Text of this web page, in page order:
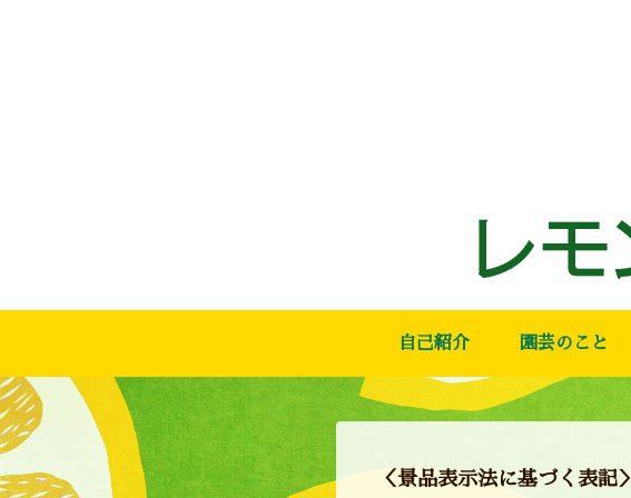
自己紹介 園芸のこと
＜景品表示法に基づく表記＞